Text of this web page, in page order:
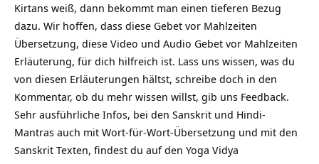
Kirtans weiß, dann bekommt man einen tieferen Bezug
dazu. Wir hoffen, dass diese Gebet vor Mahlzeiten
Übersetzung, diese Video und Audio Gebet vor Mahlzeiten
Erläuterung, für dich hilfreich ist. Lass uns wissen, was du
von diesen Erläuterungen hältst, schreibe doch in den
Kommentar, ob du mehr wissen willst, gib uns Feedback.
Sehr ausführliche Infos, bei den Sanskrit und Hindi-
Mantras auch mit Wort-für-Wort-Übersetzung und mit den
Sanskrit Texten, findest du auf den Yoga Vidya